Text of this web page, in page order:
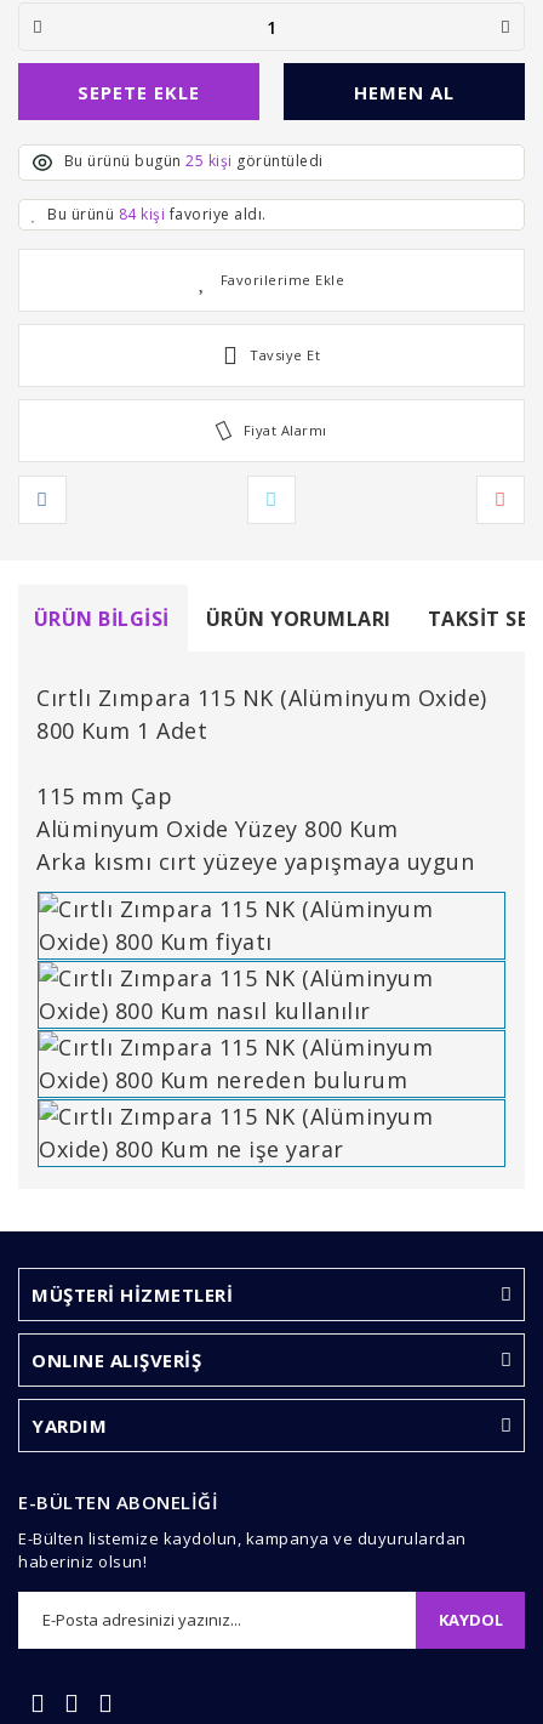
SEPETE EKLE HEMEN AL
Bu ürünü bugün 25 kişi görüntüledi
Bu ürünü 84 kişi favoriye aldı.
Tavsiye Et
Fiyat Alarmı
ÜRÜN BILGISI ÜRÜN YORUMLARI TAKSIT
Cırtlı Zımpara 115 NK (Alüminyum Oxide)
800 Kum 1 Adet
115 mm Çap
Alüminyum Oxide Yüzey 800 Kum
Arka kısmı cırt yüzeye yapışmaya uygun
Yorum Yaz
formunu kullanarak tarafımıza iletebilirsiniz.
Görüş ve önerileriniz için teşekkür ederiz.
Ürün resmi kalitesiz, bozuk veya görüntülenemiyor.
Ürün açıklamasında eksik bilgiler bulunuyor.
Ürün fiyatı diğer sitelerden daha pahalı.
Gönder
MÜŞTERİ HİZMETLERİ
ONLINE ALIŞVERİŞ
YARDIM
E-BÜLTEN ABONELİĞİ
E-Bülten listemize kaydolun, kampanya ve duyurulardan
haberiniz olsun!
KAYDOL